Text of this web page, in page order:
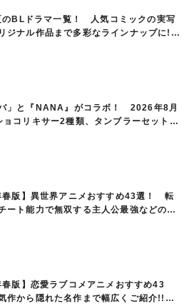
BLドラマ一覧！ 人気コミックの実写
ジナル作品まで多彩なラインナップに!!
バ」と『NANA』がコラボ！ 2026年8月
ョコリキサー2種類、タンブラーセットな
春版】異世界アニメおすすめ43選！ 転
ート能力で無双する主人公最強などの人
春版】恋愛ラブコメアニメおすすめ43
作から隠れた名作まで幅広くご紹介!!